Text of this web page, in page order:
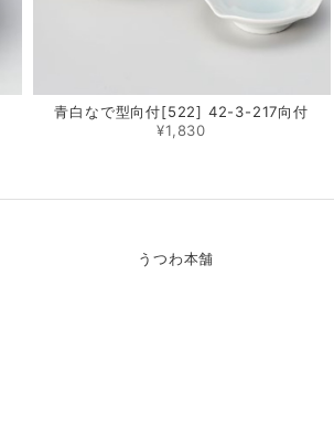
青白なで型向付[522] 42-3-217向付
¥1,830
うつわ本舗